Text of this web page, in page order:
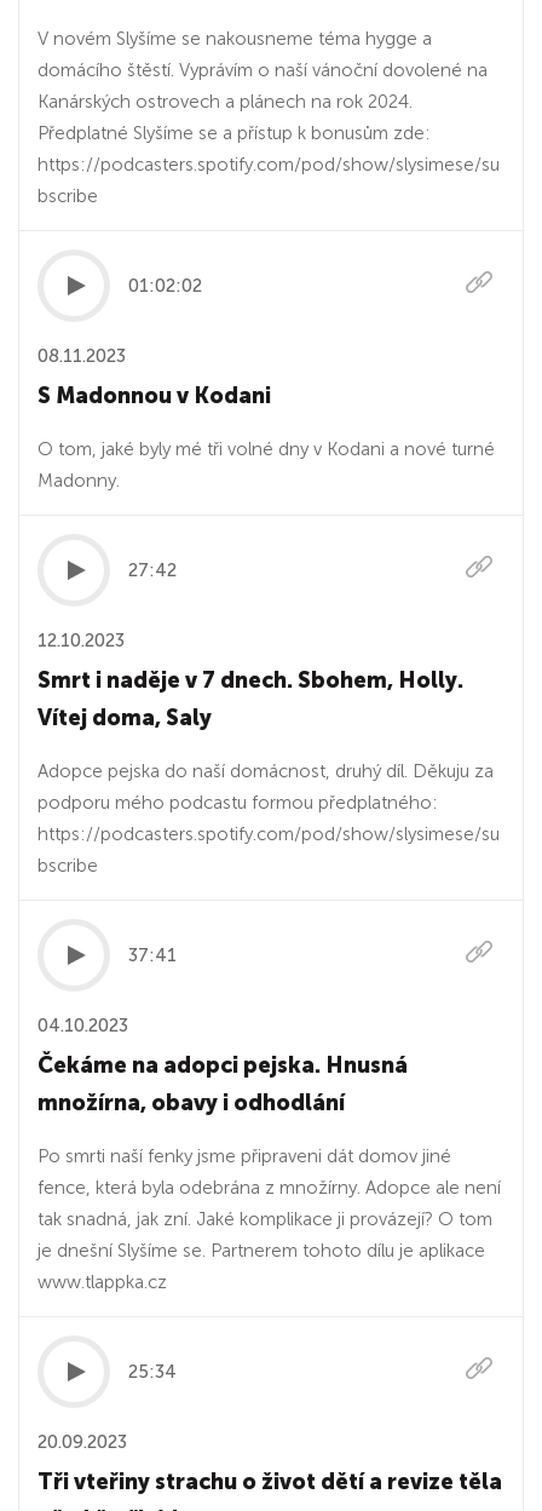
V novém Slyšíme se nakousneme téma hygge a
domácího štěstí. Vyprávím o naší vánoční dovolené na
Kanárských ostrovech a plánech na rok 2024.
Předplatné Slyšíme se a přístup k bonusům zde:
https://podcasters.spotify.com/pod/show/slysimese/su
bscribe
01:02:02
08.11.2023
S Madonnou v Kodani
O tom, jaké byly mé tři volné dny v Kodani a nové turné
Madonny.
27:42
12.10.2023
Smrt i naděje v 7 dnech. Sbohem, Holly.
Vítej doma, Saly
Adopce pejska do naší domácnost, druhý díl. Děkuju za
podporu mého podcastu formou předplatného:
https://podcasters.spotify.com/pod/show/slysimese/su
bscribe
37:41
04.10.2023
Čekáme na adopci pejska. Hnusná
množírna, obavy i odhodlání
Po smrti naší fenky jsme připraveni dát domov jiné
fence, která byla odebrána z množírny. Adopce ale není
tak snadná, jak zní. Jaké komplikace ji provázejí? O tom
je dnešní Slyšíme se. Partnerem tohoto dílu je aplikace
www.tlappka.cz
25:34
20.09.2023
Tři vteřiny strachu o život dětí a revize těla